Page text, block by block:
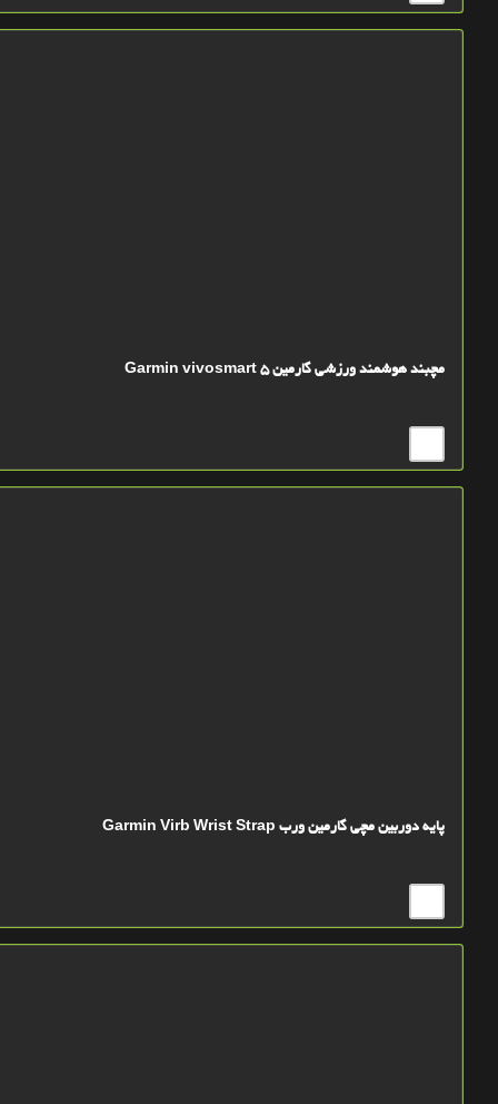
مچبند هوشمند ورزشی گارمین Garmin vivosmart 5
پایه دوربین مچی گارمین ورب Garmin Virb Wrist Strap